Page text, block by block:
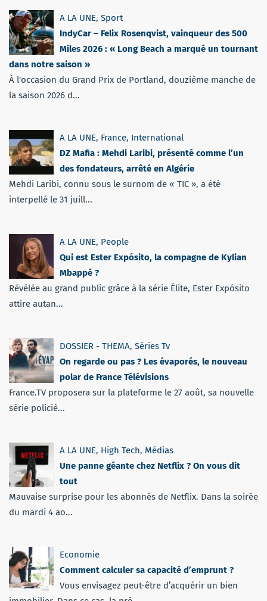
A LA UNE, Sport
IndyCar – Felix Rosenqvist, vainqueur des 500
Miles 2026 : « Long Beach a marqué un tournant
dans notre saison »
À l'occasion du Grand Prix de Portland, douzième manche de
la saison 2026 d...
A LA UNE, France, International
DZ Mafia : Mehdi Laribi, présenté comme l’un
des fondateurs, arrêté en Algérie
Mehdi Laribi, connu sous le surnom de « TIC », a été
interpellé le 31 juill...
A LA UNE, People
Qui est Ester Expósito, la compagne de Kylian
Mbappé ?
Révélée au grand public grâce à la série Élite, Ester Expósito
attire autan...
DOSSIER - THEMA, Séries Tv
On regarde ou pas ? Les évaporés, le nouveau
polar de France Télévisions
France.TV proposera sur la plateforme le 27 août, sa nouvelle
série policiè...
A LA UNE, High Tech, Médias
Une panne géante chez Netflix ? On vous dit
tout
Mauvaise surprise pour les abonnés de Netflix. Dans la soirée
du mardi 4 ao...
Economie
Comment calculer sa capacité d’emprunt ?
Vous envisagez peut-être d’acquérir un bien